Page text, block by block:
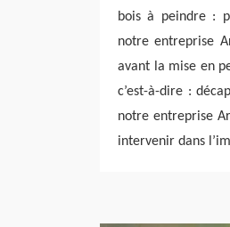
bois à peindre :
notre entreprise
avant la mise en
c’est-à-dire :
notre entreprise
intervenir dans